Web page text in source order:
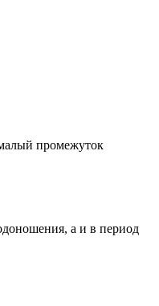
промежуток
а и в период